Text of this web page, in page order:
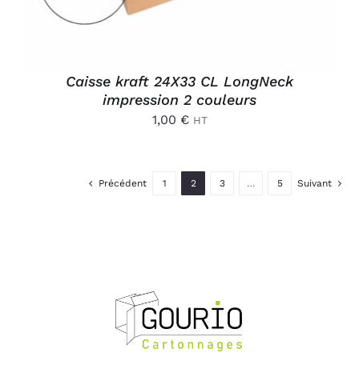
Caisse kraft 24X33 CL LongNeck
impression 2 couleurs
1,00 € HT
Précédent 1 2 3 … 5 Suivant